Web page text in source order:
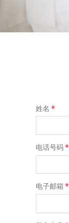
姓名 *
电话号码*
电子邮箱 *